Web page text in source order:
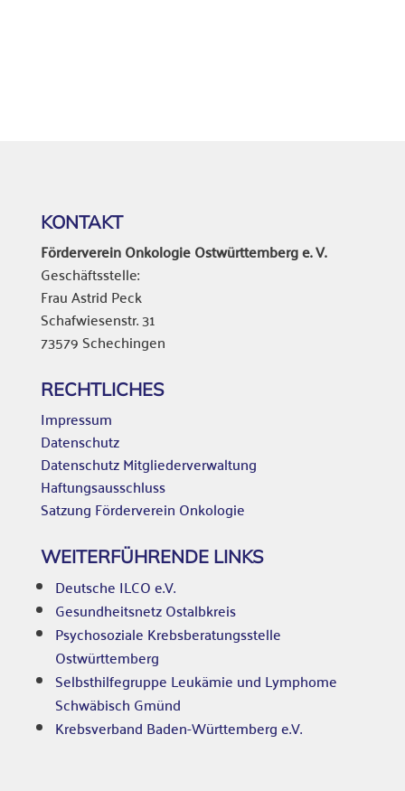
KONTAKT
Förderverein Onkologie Ostwürttemberg e. V.
Geschäftsstelle:
Frau Astrid Peck
Schafwiesenstr. 31
73579 Schechingen
RECHTLICHES
Impressum
Datenschutz
Datenschutz Mitgliederverwaltung
Haftungsausschluss
Satzung Förderverein Onkologie
WEITERFÜHRENDE LINKS
Deutsche ILCO e.V.
Gesundheitsnetz Ostalbkreis
Psychosoziale Krebsberatungsstelle
Ostwürttemberg
Selbsthilfegruppe Leukämie und Lymphome
Schwäbisch Gmünd
Krebsverband Baden-Württemberg e.V.